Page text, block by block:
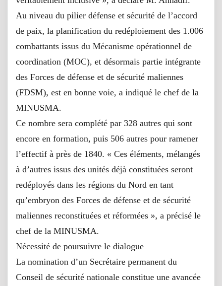
Au niveau du pilier défense et sécurité de l’accord
de paix, la planification du redéploiement des 1.006
combattants issus du Mécanisme opérationnel de
coordination (MOC), et désormais partie intégrante
des Forces de défense et de sécurité maliennes
(FDSM), est en bonne voie, a indiqué le chef de la
MINUSMA.
Ce nombre sera complété par 328 autres qui sont
encore en formation, puis 506 autres pour ramener
l’effectif à près de 1840. « Ces éléments, mélangés
à d’autres issus des unités déjà constituées seront
redéployés dans les régions du Nord en tant
qu’embryon des Forces de défense et de sécurité
maliennes reconstituées et réformées », a précisé le
chef de la MINUSMA.
Nécessité de poursuivre le dialogue
La nomination d’un Secrétaire permanent du
Conseil de sécurité nationale constitue une avancée